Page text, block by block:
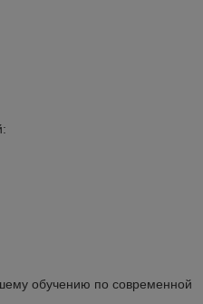
обучению по современной